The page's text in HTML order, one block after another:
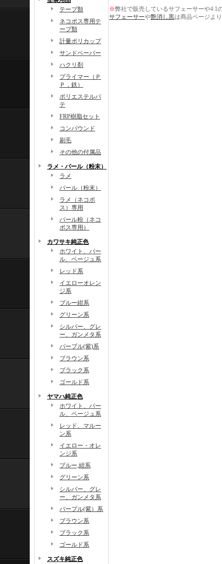
テープ類
ネコポス専用テ
ープ類
計量ポリカップ
サンドペーパー
ハクリ剤
プライマー（Ｐ
Ｐ，鉄）
ポリエステルパ
テ
FRP樹脂セット
コンパウンド
刷毛
その他の付属品
ラメ・パール（粉末）
ラメ
パール（粉末）
ラメ（ネコポ
ス）専用
パール粉（ネコ
ポス専用）
カワサキ純正色
ホワイト、パー
ル、ベージュ系
レッド系
イエローオレン
ジ系
ブルー紺系
グリーン系
シルバー、グレ
ー、ガンメタ系
パープル(紫)系
ブラウン系
ブラック系
ゴールド系
ヤマハ純正色
ホワイト、パー
ル、ベージュ系
レッド、マルー
ン系
イエロー・オレ
ンジ系
ブルー,紺系
グリーン系
シルバー、グレ
ー、ガンメタ系
パープル(紫）系
ブラウン系
ブラック系
ゴールド系
スズキ純正色
※弊社で販売しているサフェーサーや4:1
サフェーサーや艶消し黒は商品ページよ